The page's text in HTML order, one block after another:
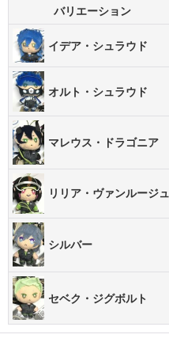
バリエーション
イデア・シュラウド
オルト・シュラウド
マレウス・ドラゴニア
リリア・ヴァンルージュ
シルバー
セベク・ジグボルト